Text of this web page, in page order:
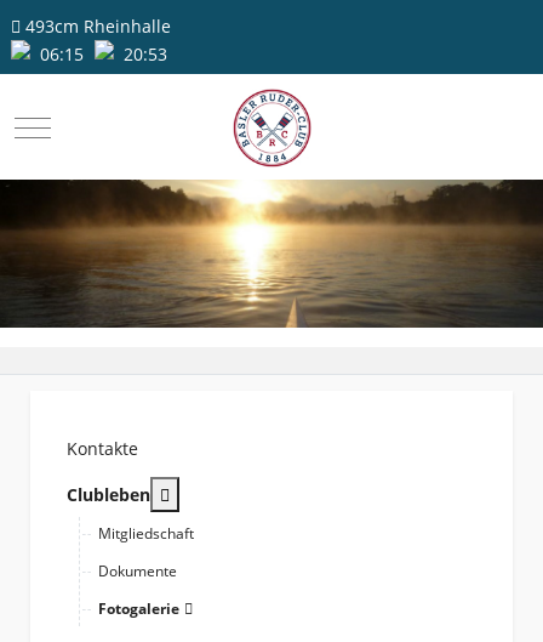
493cm Rheinhalle
06:15
20:53
Mobile Menu Toggle
Kontakte
Clubleben
Mitgliedschaft
Dokumente
Fotogalerie